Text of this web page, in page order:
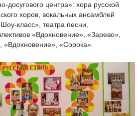
досугового центра»: хора русской
хоров, вокальных ансамблей
класс», театра песни,
«Вдохновение», «Зарево»,
«Вдохновение», «Сорока».